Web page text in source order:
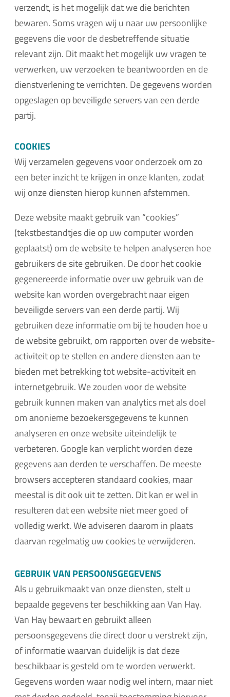
verzendt, is het mogelijk dat we die berichten
bewaren. Soms vragen wij u naar uw persoonlijke
gegevens die voor de desbetreffende situatie
relevant zijn. Dit maakt het mogelijk uw vragen te
verwerken, uw verzoeken te beantwoorden en de
dienstverlening te verrichten. De gegevens worden
opgeslagen op beveiligde servers van een derde
partij.
COOKIES
Wij verzamelen gegevens voor onderzoek om zo
een beter inzicht te krijgen in onze klanten, zodat
wij onze diensten hierop kunnen afstemmen.
Deze website maakt gebruik van “cookies”
(tekstbestandtjes die op uw computer worden
geplaatst) om de website te helpen analyseren hoe
gebruikers de site gebruiken. De door het cookie
gegenereerde informatie over uw gebruik van de
website kan worden overgebracht naar eigen
beveiligde servers van een derde partij. Wij
gebruiken deze informatie om bij te houden hoe u
de website gebruikt, om rapporten over de website-
activiteit op te stellen en andere diensten aan te
bieden met betrekking tot website-activiteit en
internetgebruik. We zouden voor de website
gebruik kunnen maken van analytics met als doel
om anonieme bezoekersgegevens te kunnen
analyseren en onze website uiteindelijk te
verbeteren. Google kan verplicht worden deze
gegevens aan derden te verschaffen. De meeste
browsers accepteren standaard cookies, maar
meestal is dit ook uit te zetten. Dit kan er wel in
resulteren dat een website niet meer goed of
volledig werkt. We adviseren daarom in plaats
daarvan regelmatig uw cookies te verwijderen.
GEBRUIK VAN PERSOONSGEGEVENS
Als u gebruikmaakt van onze diensten, stelt u
bepaalde gegevens ter beschikking aan Van Hay.
Van Hay bewaart en gebruikt alleen
persoonsgegevens die direct door u verstrekt zijn,
of informatie waarvan duidelijk is dat deze
beschikbaar is gesteld om te worden verwerkt.
Gegevens worden waar nodig wel intern, maar niet